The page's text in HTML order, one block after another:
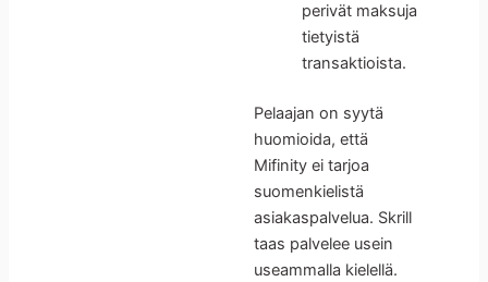
perivät maksuja
tietyistä
transaktioista.
Pelaajan on syytä
huomioida, että
Mifinity ei tarjoa
suomenkielistä
asiakaspalvelua. Skrill
taas palvelee usein
useammalla kielellä.